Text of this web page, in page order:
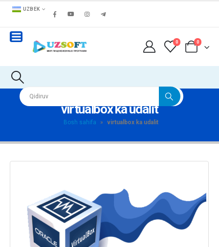
UZBEK
0 0
virtualbox ka udalit
Bosh sahifa » virtualbox ka udalit